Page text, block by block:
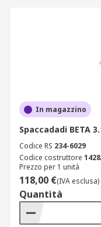
In magazzino
Spaccadadi BETA
Codice RS 234-6029
Codice costruttore
Prezzo per 1 unità
118,00 €(IVA esclusa)
Quantità